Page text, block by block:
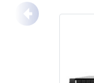
Anterior